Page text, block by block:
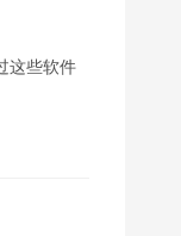
这些软件